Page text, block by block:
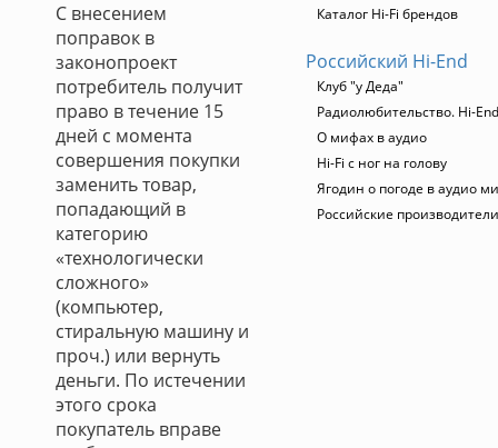
С внесением
поправок в
законопроект
потребитель получит
право в течение 15
дней с момента
совершения покупки
заменить товар,
попадающий в
категорию
«технологически
сложного»
(компьютер,
стиральную машину и
проч.) или вернуть
деньги. По истечении
этого срока
покупатель вправе
Каталог Hi-Fi брендов
Российский Hi-End
Клуб "у Деда"
Радиолюбительство. Hi-
О мифах в аудио
Hi-Fi с ног на голову
Ягодин о погоде в аудио
Российские производители